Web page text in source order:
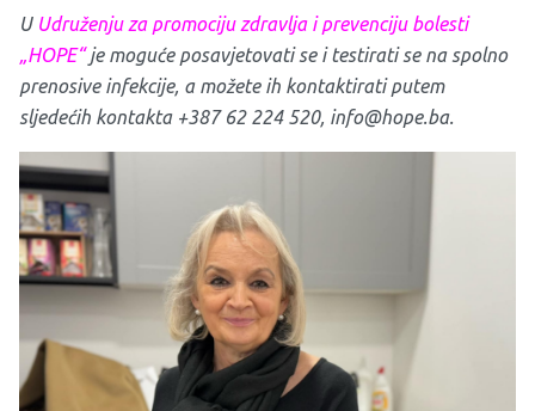
U Udruženju za promociju zdravlja i prevenciju bolesti
„HOPE“je moguće posavjetovati se i testirati se na spolno
prenosive infekcije, a možete ih kontaktirati putem
sljedećih kontakta +387 62 224 520, info@hope.ba.